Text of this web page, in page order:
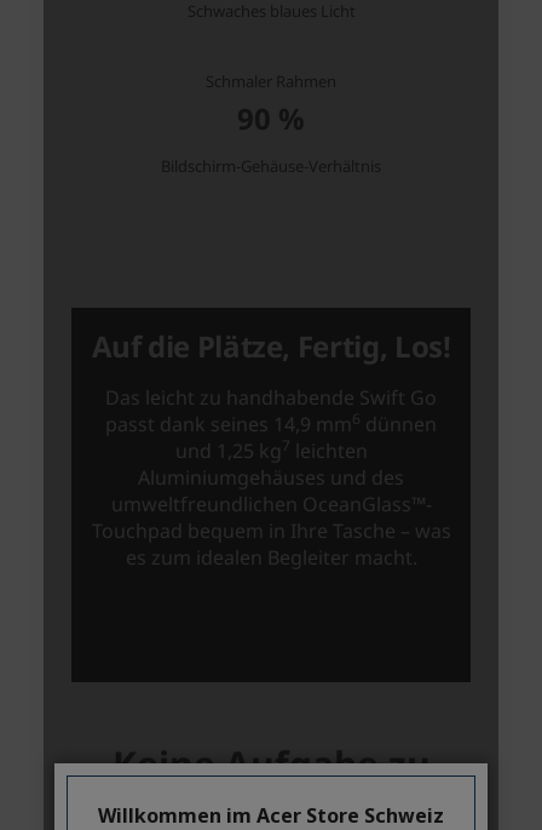
Willkommen im Acer Store Schweiz